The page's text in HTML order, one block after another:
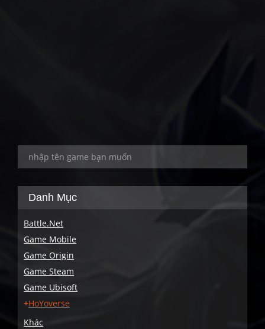
Danh Mục
Battle.Net
Game Mobile
Game Origin
Game Steam
Game Ubisoft
HoYoverse
Khác